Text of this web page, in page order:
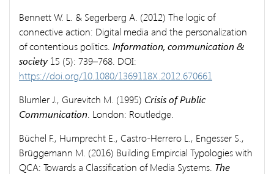
Bennett W. L. & Segerberg A. (2012) The logic of
connective action: Digital media and the personalization
of contentious politics. Information, communication &
society15 (5): 739–768. DOI:
https://doi.org/10.1080/1369118X.2012.670661
Blumler J., Gurevitch M. (1995) Crisis of Public
Communication . London: Routledge.
Büchel F., Humprecht E., Castro-Herrero L., Engesser S.,
Brüggemann M. (2016) Building Empircial Typologies with
QCA: Towards a Classification of Media Systems. The